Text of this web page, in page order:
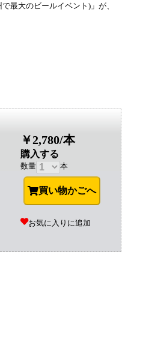
最大のビールイベント)」が、
￥2,780/本
購入する
数量 本
買い物かごへ
お気に入りに追加